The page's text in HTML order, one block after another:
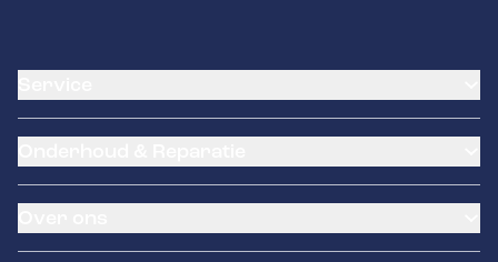
Banden service
Pechhulp
Schade en reparatie